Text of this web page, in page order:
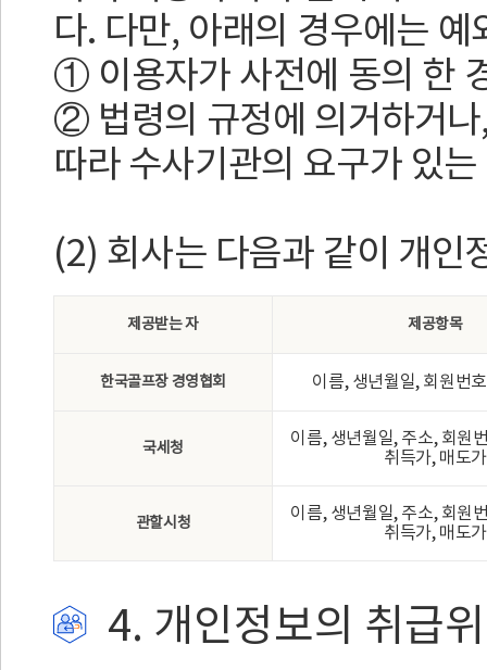
다. 다만, 아래의 경우에는 예
① 이용자가 사전에 동의 한
② 법령의 규정에 의거하거
따라 수사기관의 요구가 있
(2) 회사는 다음과 같이 개인
제공받는 자 제공항목
한국골프장 경영협회 이름, 생년월일, 회원번
국세청
이름, 생년월일, 주소, 회원
취득가, 매도가
관할시청
이름, 생년월일, 주소, 회원
취득가, 매도가
4. 개인정보의 취급